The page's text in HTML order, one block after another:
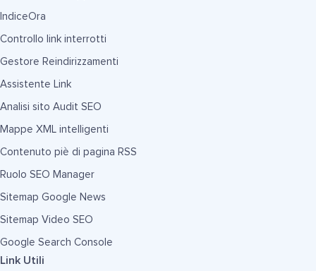
IndiceOra
Controllo link interrotti
Gestore Reindirizzamenti
Assistente Link
Analisi sito Audit SEO
Mappe XML intelligenti
Contenuto piè di pagina RSS
Ruolo SEO Manager
Sitemap Google News
Sitemap Video SEO
Google Search Console
Link Utili